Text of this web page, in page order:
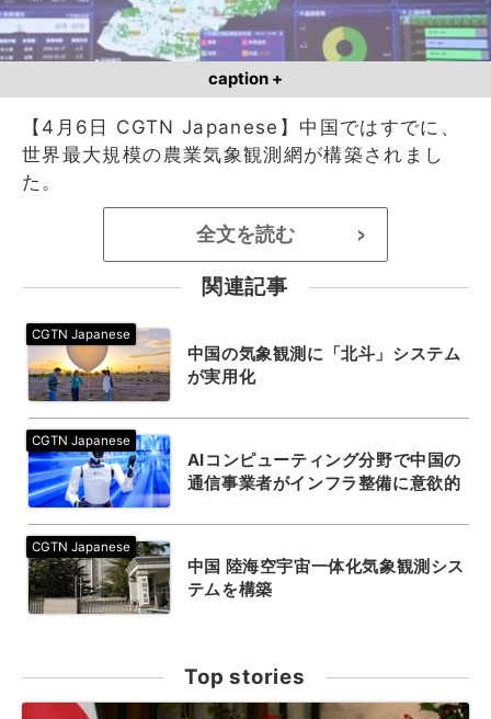
caption +
【4月6日 CGTN Japanese】中国ではすでに、
世界最大規模の農業気象観測網が構築されまし
た。
全文を読む >
関連記事
中国の気象観測に「北斗」システム
が実用化
AIコンピューティング分野で中国の
通信事業者がインフラ整備に意欲的
中国 陸海空宇宙一体化気象観測シス
テムを構築
Top stories